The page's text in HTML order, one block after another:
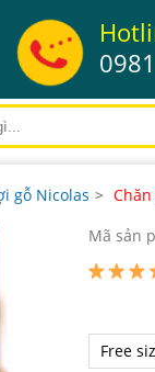
gỗ Nicolas >
Mã sản
Free